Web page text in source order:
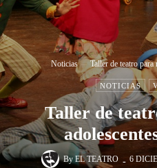
Noticias Taller de teatro para
NOTICIAS
Taller de
By EL TEATRO - 6